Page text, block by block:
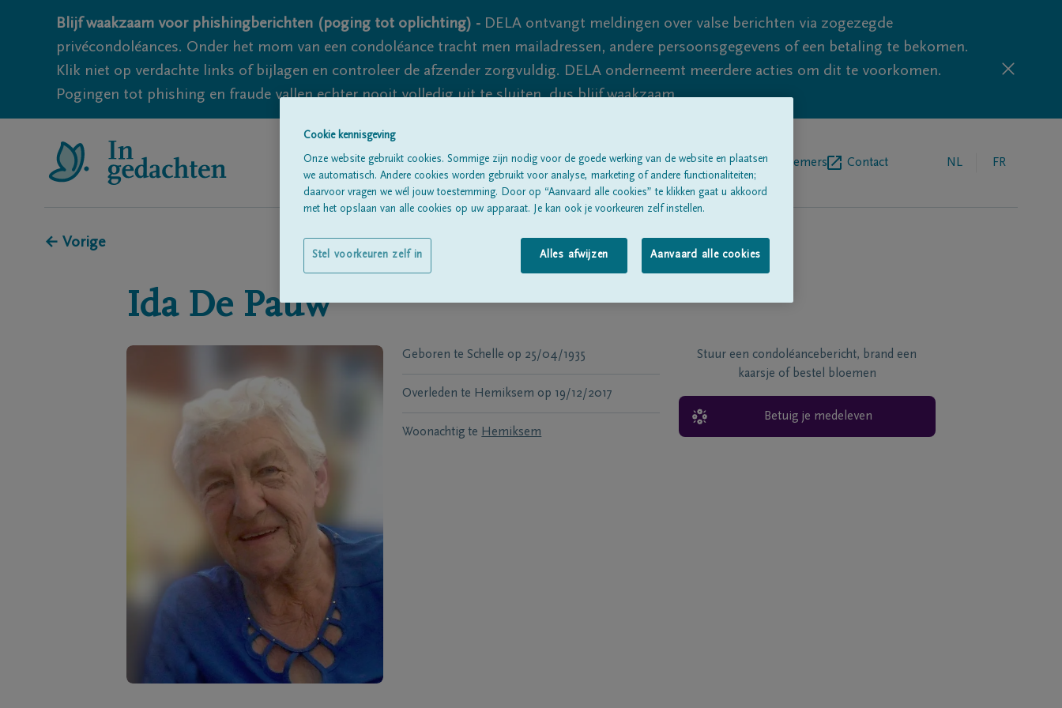
Blijf waakzaam voor phishingberichten (poging tot oplichting) - DELA ontvangt meldingen over valse berichten via zogezegde
privécondoléances. Onder het mom van een condoléance tracht men mailadressen, andere persoonsgegevens of een betaling te bekomen.
Klik niet op verdachte links of bijlagen en controleer de afzender zorgvuldig. DELA onderneemt meerdere acties om dit te voorkomen.
Pogingen tot phishing en fraude vallen echter nooit volledig uit te sluiten, dus blijf waakzaam.
Alle rouwberichtenOver onsBegrafenisondernemers Contact NL FR
← Vorige
Ida De Pauw
Geboren te Schelle op 25/04/1935
Overleden te Hemiksem op 19/12/2017
Woonachtig te Hemiksem
Stuur een condoléancebericht, brand een
kaarsje of bestel bloemen
Betuig je medeleven
Cookie kennisgeving
Onze website gebruikt cookies. Sommige zijn nodig voor de goede werking van de website en plaatsen
we automatisch. Andere cookies worden gebruikt voor analyse, marketing of andere functionaliteiten;
daarvoor vragen we wél jouw toestemming. Door op “Aanvaard alle cookies” te klikken gaat u akkoord
met het opslaan van alle cookies op uw apparaat. Je kan ook je voorkeuren zelf instellen.
Alles afwijzen Aanvaard alle cookies
Stel voorkeuren zelf in